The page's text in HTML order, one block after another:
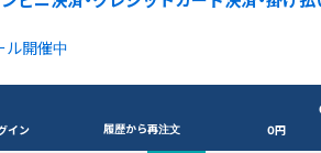
ル開催中
イン 履歴から再注文
0円